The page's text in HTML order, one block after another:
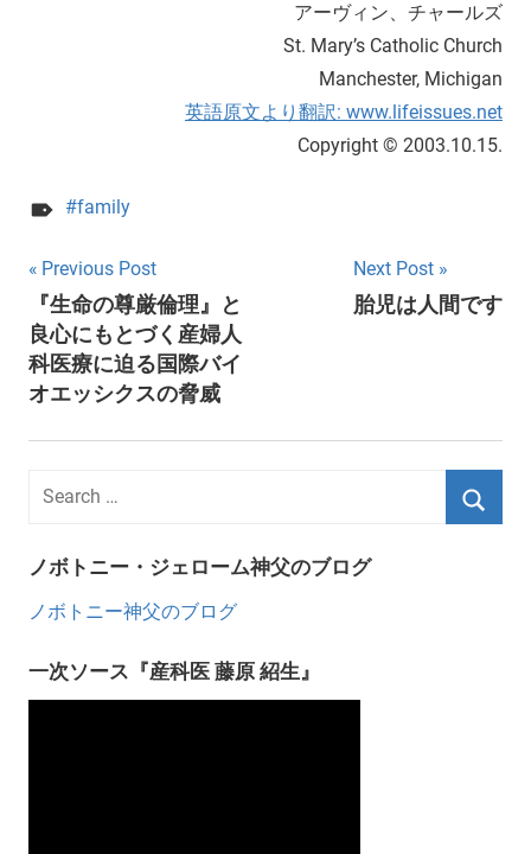
アーヴィン、チャールズ
St. Mary’s Catholic Church
Manchester, Michigan
英語原文より翻訳: www.lifeissues.net
Copyright © 2003.10.15.
family
Post
navigation
Previous Post
『生命の尊厳倫理』と
良心にもとづく産婦人
科医療に迫る国際バイ
オエッシクスの脅威
Next Post
胎児は人間です
ノボトニー・ジェローム神父のブログ
ノボトニー神父のブログ
一次ソース『産科医 藤原 紹生』